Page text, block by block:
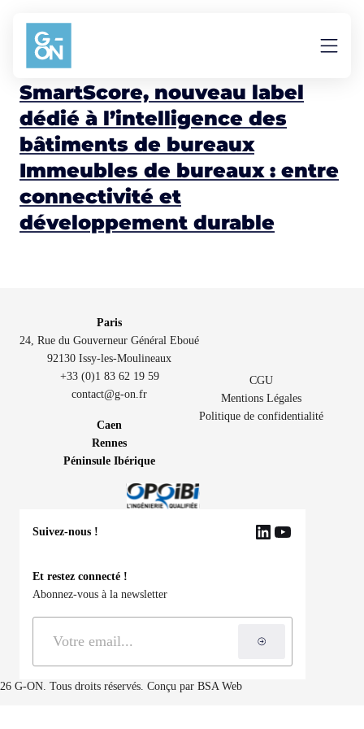
Aller au contenu
Connectivité
SmartScore, nouveau label
dédié à l’intelligence des
bâtiments de bureaux
Immeubles de bureaux : entre
connectivité et
développement durable
Paris
24, Rue du Gouverneur Général Eboué
92130 Issy-les-Moulineaux
+33 (0)1 83 62 19 59
contact@g-on.fr
Caen
Rennes
Péninsule Ibérique
G-ON. Tous droits réservés. Conçu par BSA Web
CGU
Mentions Légales
Politique de confidentialité
Suivez-nous ! LinkedIn
YouTube
Et restez connecté !
Abonnez-vous à la newsletter
S'inscrire à la